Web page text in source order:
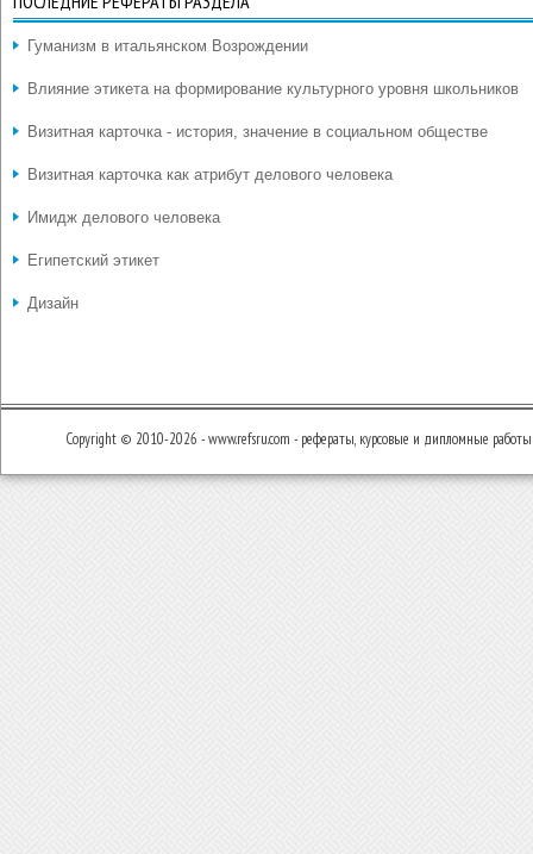
Гуманизм в итальянском Возрождении
Влияние этикета на формирование культурного уровня школьников
Визитная карточка - история, значение в социальном обществе
Визитная карточка как атрибут делового человека
Имидж делового человека
Египетский этикет
Дизайн
Copyright © 2010-2026 - www.refsru.com - рефераты, курсовые и дипломные работы